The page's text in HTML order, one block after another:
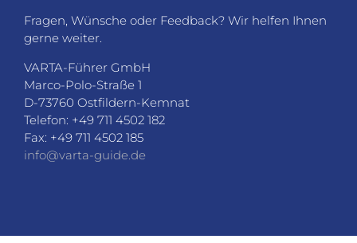
JOBS VARTA-BEWERTUNG
DATENSCHUTZ AGB